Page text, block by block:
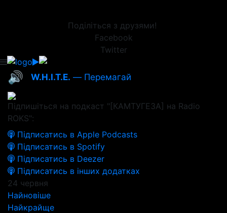
Поділіться з друзями!
Facebook
Twitter
🔊 W.H.I.T.E. — Перемагай
Підпишіться на подкаст "[КАМТУГЕЗА] на Radio
ROKS":
Підписатись в Apple Podcasts
Підписатись в Spotify
Підписатись в Deezer
Підписатись в інших додатках
24 червня
Найновіше
Найкрайще